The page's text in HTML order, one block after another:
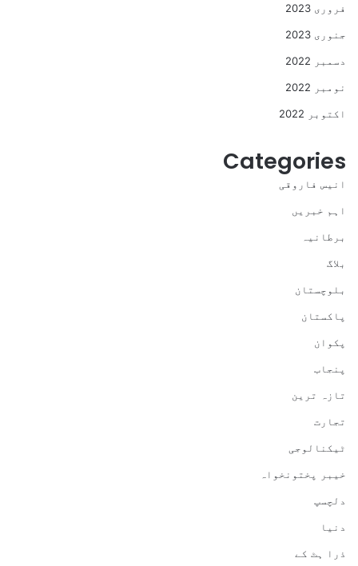
فروری 2023
جنوری 2023
دسمبر 2022
نومبر 2022
اکتوبر 2022
Categories
انیس فاروقی
اہم خبریں
برطانیہ
بلاگ
بلوچستان
پاکستان
پکوان
پنجاب
تازہ ترین
تجارت
ٹیکنالوجی
خیبر پختونخواہ
دلچسپ
دنیا
ذرا ہٹ کے